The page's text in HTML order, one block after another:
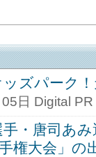
ズパーク
日 Digital
・唐司あみ
権大会」の